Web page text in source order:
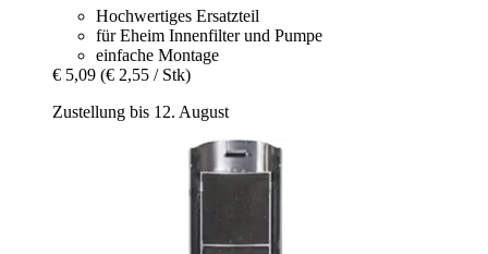
Hochwertiges Ersatzteil
für Eheim Innenfilter und Pumpe
einfache Montage
€ 5,09 (€ 2,55 / Stk)
Zustellung bis 12. August